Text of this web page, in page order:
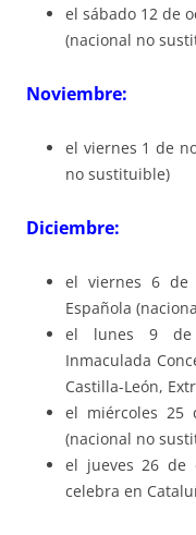
el sábado 12 de
(nacional no
Noviembre:
el viernes 1 de
no sustituible)
Diciembre:
el viernes 6 de
Española
el lunes 9 de
Inmaculada
Castilla-León,
el miércoles 25
(nacional no
el jueves 26 de
celebra en